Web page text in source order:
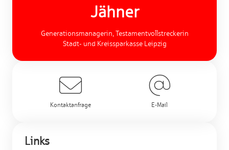
Jähner
Generationsmanagerin, Testamentvollstreckerin
Stadt- und Kreissparkasse Leipzig
Kontaktanfrage E-Mail
Links